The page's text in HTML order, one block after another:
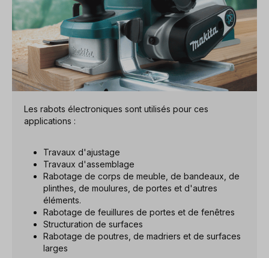
Les rabots électroniques sont utilisés pour ces
applications :
Travaux d'ajustage
Travaux d'assemblage
Rabotage de corps de meuble, de bandeaux, de
plinthes, de moulures, de portes et d'autres
éléments.
Rabotage de feuillures de portes et de fenêtres
Structuration de surfaces
Rabotage de poutres, de madriers et de surfaces
larges